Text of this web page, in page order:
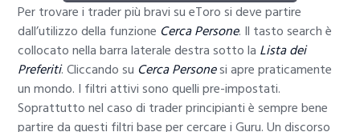
Per trovare i trader più bravi su eToro si deve partire
dall’utilizzo della funzione Cerca Persone. Il tasto search è
collocato nella barra laterale destra sotto la Lista dei
Preferiti. Cliccando su Cerca Personesi apre praticamente
un mondo. I filtri attivi sono quelli pre-impostati.
Soprattutto nel caso di trader principianti è sempre bene
partire da questi filtri base per cercare i Guru. Un discorso